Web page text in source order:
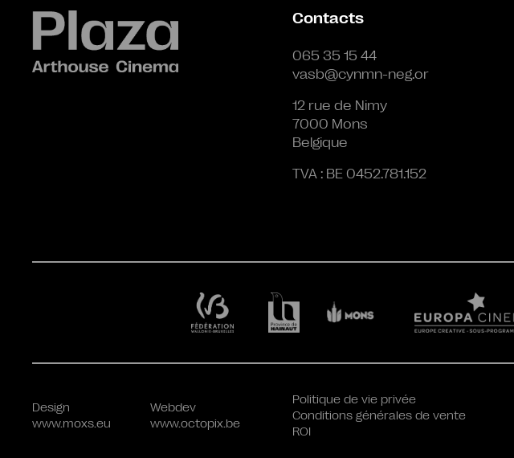
Contacts
065 35 15 44
vasb@cynmn-neg.or
12 rue de Nimy
7000 Mons
Belgique
TVA : BE 0452.781.152
Design
www.moxs.eu
Webdev
www.octopix.be
Politique de vie privée
Conditions générales de vente
ROI